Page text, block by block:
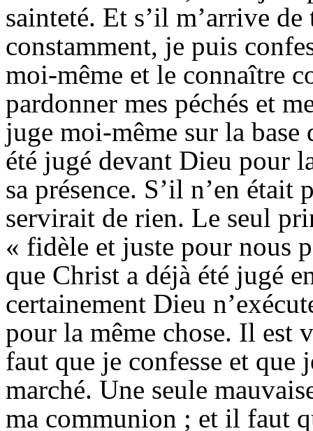
sainteté. Et s’il m’arrive
constamment, je puis
moi-même et le connaître
pardonner mes péchés et
juge moi-même sur la
été jugé devant Dieu pour
sa présence. S’il n’en était
servirait de rien. Le seul
« fidèle et juste pour nous
que Christ a déjà été jugé
certainement Dieu
pour la même chose. Il est
faut que je confesse et que
marché. Une seule
ma communion ; et il faut